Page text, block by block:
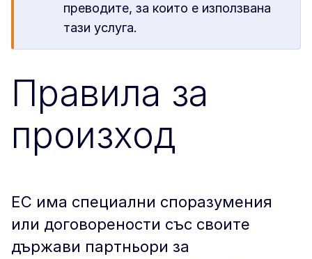
преводите, за които е използвана
тази услуга.
Правила за
произход
ЕС има специални споразумения
или договорености със своите
държави партньори за